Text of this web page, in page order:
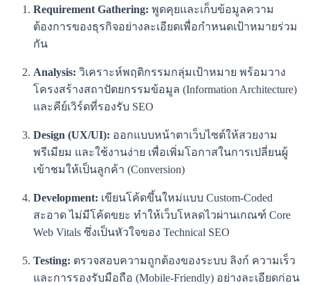
Requirement Gathering: พูดคุยและเก็บข้อมูลความ
ต้องการของธุรกิจอย่างละเอียดเพื่อกำหนดเป้าหมายร่วม
กัน
Analysis: วิเคราะห์พฤติกรรมกลุ่มเป้าหมาย พร้อมวาง
โครงสร้างสถาปัตยกรรมข้อมูล (Information Architecture)
และคีย์เวิร์ดที่รองรับ SEO
Design (UX/UI): ออกแบบหน้าตาเว็บไซต์ให้สวยงาม
พรีเมียม และใช้งานง่าย เพื่อเพิ่มโอกาสในการเปลี่ยนผู้
เข้าชมให้เป็นลูกค้า (Conversion)
Development: เขียนโค้ดขึ้นใหม่แบบ Custom-Coded
สะอาด ไม่มีโค้ดขยะ ทำให้เว็บโหลดไวผ่านเกณฑ์ Core
Web Vitals ซึ่งเป็นหัวใจของ Technical SEO
Testing: ตรวจสอบความถูกต้องของระบบ ลิงก์ ความเร็ว
และการรองรับมือถือ (Mobile-Friendly) อย่างละเอียดก่อน